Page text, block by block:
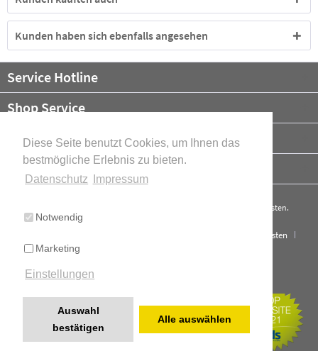
Diese Seite benutzt Cookies, um Ihnen das
bestmögliche Erlebnis zu bieten.
Datenschutz
Impressum
Notwendig
Marketing
Einstellungen
Auswahl
bestätigen
Alle auswählen
Kunden haben sich ebenfalls angesehen
Service Hotline
Shop Service
Informationen
Newsletter
Versandkosten.
Versand und Kosten
Realisiert mit Shopware